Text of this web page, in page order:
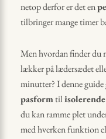
netop derfor er det en
tilbringer mange timer
Men hvordan finder du
lækker på lædersædet
minutter? I denne
pasformtil
du kan ramme plet
med hverken funktion